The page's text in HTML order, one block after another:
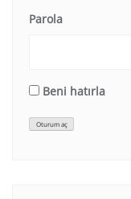
Parola
Beni hatırla
Oturum aç